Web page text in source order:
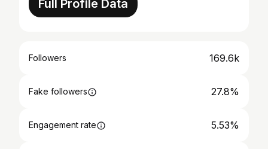
Full Profile Data
Followers 169.6k
Fake followers 27.8%
Engagement rate 5.53%